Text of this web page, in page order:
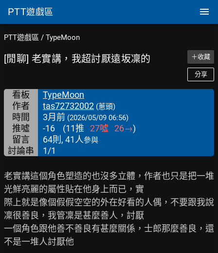
PTT遊戲區
PTT遊戲區 / TypeMoon
[閒聊] 老實講，我超討厭遠坂凜的 ＋收藏
分享
看板
TypeMoon
作者
tas72732002 (蔥頭)
時間 3月前 (2026/05/09 06:56)
推噓 -16 (11推 27噓 26→)
留言
64則, 41人參與
討論串 1/1
老實講這個角色塑造的也沒多立體，作者也只是把一堆
光鮮亮麗的屬性貼在他身上而已，實
際上就是像個假假空空的外在好看的人偶，不要跟我說
凜很善良，我管凜是甚麼善人，討厭
一個角色跟他善不善良有甚麼關係，士郎那麼善良，還
不是一堆人討厭他